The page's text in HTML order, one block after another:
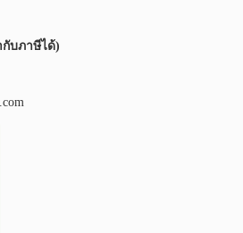
กับภาษีได้)